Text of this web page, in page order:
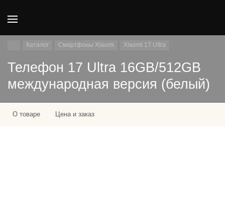
Каталог Смартфоны Xiaomi Xiaomi 17 Ultra
Телефон 17 Ultra 16GB/512GB
международная версия (белый)
О товаре Цена и заказ